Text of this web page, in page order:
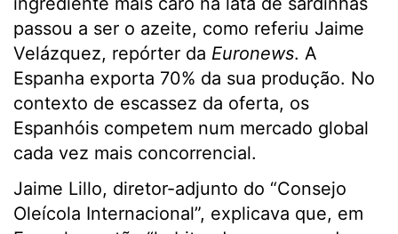
passou a ser o azeite, como referiu Jaime
Velázquez, repórter da Euronews. A
Espanha exporta 70% da sua produção. No
contexto de escassez da oferta, os
Espanhóis competem num mercado global
cada vez mais concorrencial.
Jaime Lillo, diretor-adjunto do “Consejo
Oleícola Internacional”, explicava que, em